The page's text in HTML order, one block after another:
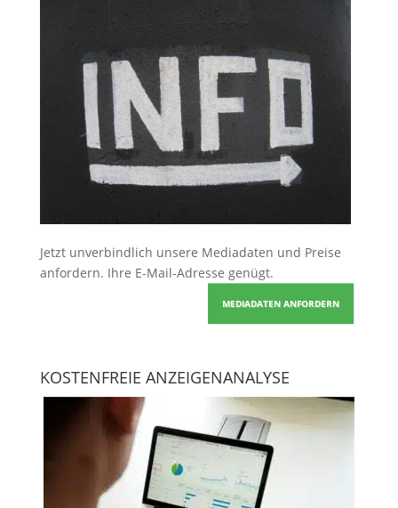
Jetzt unverbindlich unsere Mediadaten und Preise
anfordern. Ihre E-Mail-Adresse genügt.
MEDIADATEN ANFORDERN
KOSTENFREIE ANZEIGENANALYSE